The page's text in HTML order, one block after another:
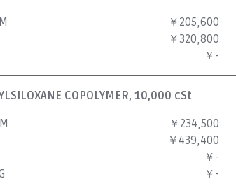
￥205,600
￥320,800
￥-
COPOLYMER, 10,000 cSt
￥234,500
￥439,400
￥-
￥-